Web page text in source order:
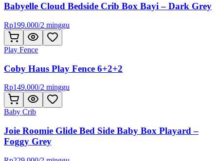
Babyelle Cloud Bedside Crib Box Bayi – Dark Grey
Rp199.000/2 minggu
Play Fence
Coby Haus Play Fence 6+2+2
Rp149.000/2 minggu
Baby Crib
Joie Roomie Glide Bed Side Baby Box Playard –
Foggy Grey